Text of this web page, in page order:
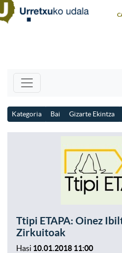
Kategoria Bai Gizarte Ekintza
Ttipi ETAPA: Oinez
Zirkuitoak
Hasi 10.01.2018 11:00